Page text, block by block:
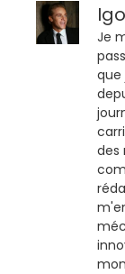
Je
que
des